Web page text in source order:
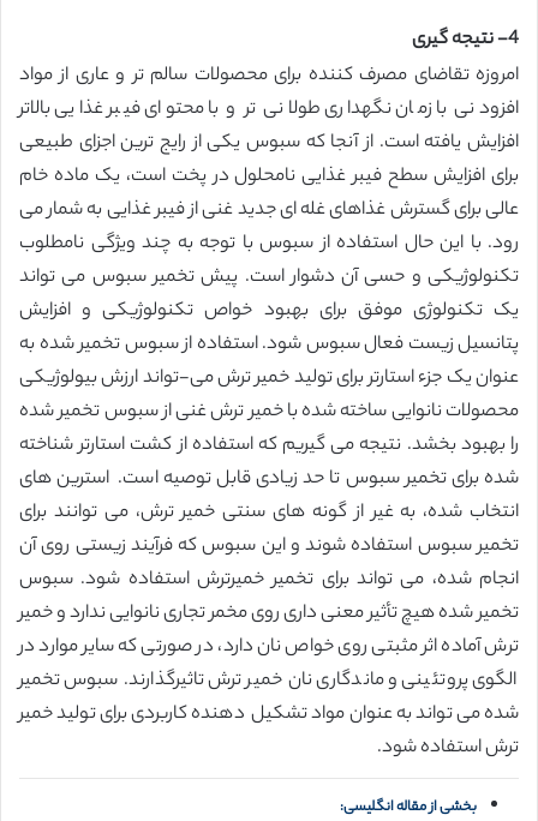
4- نتیجه گیری
امروزه تقاضای مصرف کننده برای محصولات سالم تر و عاری از مواد
افزودنی با زمان نگهداری طولانی تر و با محتوای فیبر غذایی بالاتر
افزایش یافته است. از آنجا که سبوس یکی از رایج ترین اجزای طبیعی
برای افزایش سطح فیبر غذایی نامحلول در پخت است، یک ماده خام
عالی برای گسترش غذاهای غله ای جدید غنی از فیبر غذایی به شمار می
رود. با این حال استفاده از سبوس با توجه به چند ویژگی نامطلوب
تکنولوژیکی و حسی آن دشوار است. پیش تخمیر سبوس می تواند
یک تکنولوژی موفق برای بهبود خواص تکنولوژیکی و افزایش
پتانسیل زیست فعال سبوس شود. استفاده از سبوس تخمیر شده به
عنوان یک جزء استارتر برای تولید خمیر ترش می-تواند ارزش بیولوژیکی
محصولات نانوایی ساخته شده با خمیر ترش غنی از سبوس تخمیر شده
را بهبود بخشد. نتیجه می گیریم که استفاده از کشت استارتر شناخته
شده برای تخمیر سبوس تا حد زیادی قابل توصیه است. استرین های
انتخاب شده، به غیر از گونه های سنتی خمیر ترش، می توانند برای
تخمیر سبوس استفاده شوند و این سبوس که فرآیند زیستی روی آن
انجام شده، می تواند برای تخمیر خمیرترش استفاده شود. سبوس
تخمیر شده هیچ تأثیر معنی داری روی مخمر تجاری نانوایی ندارد و خمیر
ترش آماده اثر مثبتی روی خواص نان دارد، در صورتی که سایر موارد در
الگوی پروتئینی و ماندگاری نان خمیر ترش تاثیرگذارند. سبوس تخمیر
شده می تواند به عنوان مواد تشکیل دهنده کاربردی برای تولید خمیر
ترش استفاده شود.
بخشی از مقاله انگلیسی: